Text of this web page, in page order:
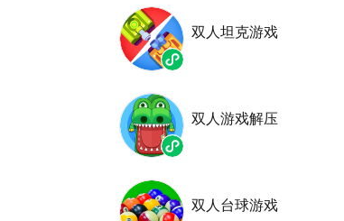
双人坦克游戏
双人游戏解压
双人台球游戏